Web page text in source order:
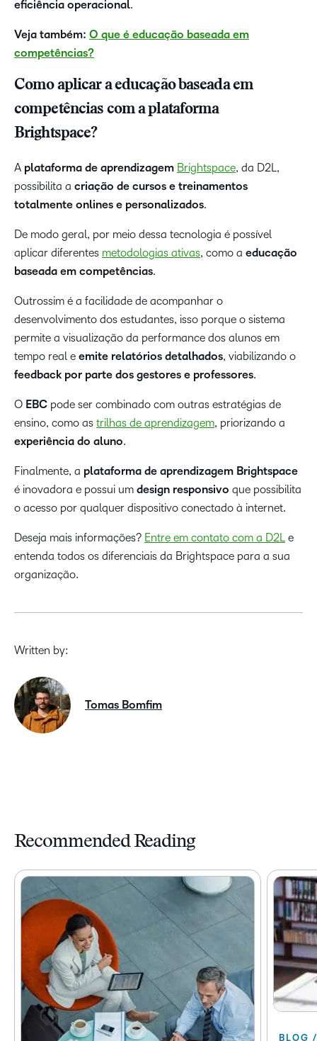
eficiência operacional.
Veja também: O que é educação baseada em
competências?
Como aplicar a educação baseada em
competências com a plataforma
Brightspace?
A plataforma de aprendizagem Brightspace, da D2L,
possibilita a criação de cursos e treinamentos
totalmente onlines e personalizados.
De modo geral, por meio dessa tecnologia é possível
aplicar diferentes metodologias ativas, como a educação
baseada em competências.
Outrossim é a facilidade de acompanhar o
desenvolvimento dos estudantes, isso porque o sistema
permite a visualização da performance dos alunos em
tempo real e emite relatórios detalhados, viabilizando o
feedback por parte dos gestores e professores.
O EBC pode ser combinado com outras estratégias de
ensino, como as trilhas de aprendizagem, priorizando a
experiência do aluno.
Finalmente, a plataforma de aprendizagem Brightspace
é inovadora e possui um design responsivo que possibilita
o acesso por qualquer dispositivo conectado à internet.
Deseja mais informações? Entre em contato com a D2L
e
entenda todos os diferenciais da Brightspace para a sua
organização.
Written by:
Tomas Bomfim
Recommended Reading
BLOG